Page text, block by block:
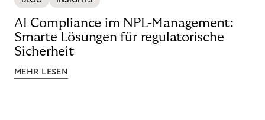
AI Compliance im NPL-Management:
Smarte Lösungen für regulatorische
Sicherheit
MEHR LESEN